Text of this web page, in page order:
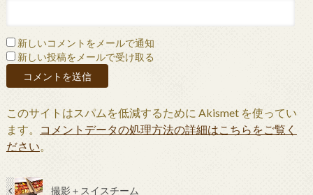
新しいコメントをメールで通知
新しい投稿をメールで受け取る
このサイトはスパムを低減するために Akismet を使ってい
ます。
コメントデータの処理方法の詳細はこちらをご覧く
ださい。
撮影＋スイスチーム